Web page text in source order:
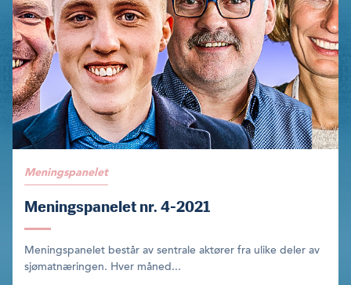
Meningspanelet
Meningspanelet nr. 4-2021
Meningspanelet består av sentrale aktører fra ulike deler av
sjømatnæringen. Hver måned...